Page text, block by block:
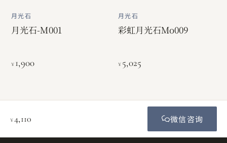
月光石
月光石-M001
¥1,900
月光石
彩虹月光石Mo009
¥5,025
¥4,110 微信咨询